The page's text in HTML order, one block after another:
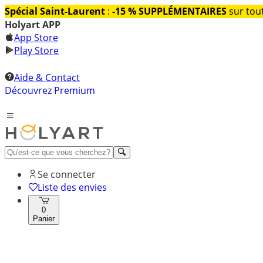
Spécial Saint-Laurent : -15 % SUPPLÉMENTAIRESsur
Holyart APP
App Store
Play Store
Aide & Contact
Découvrez Premium
Se connecter
Liste des envies
0
Panier